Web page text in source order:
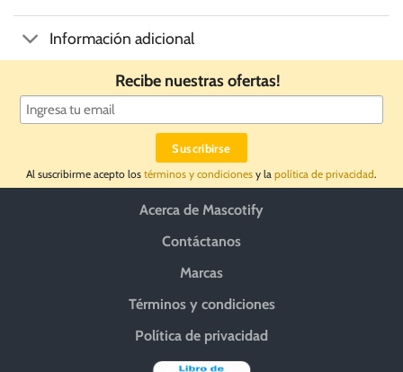
Información adicional
Recibe nuestras ofertas!
Al suscribirme acepto los términos y condiciones y la política de privacidad.
Acerca de Mascotify
Contáctanos
Marcas
Términos y condiciones
Política de privacidad